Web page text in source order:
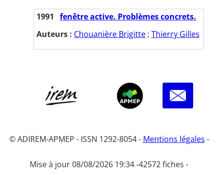
1991
fenêtre active. Problèmes concrets.
Auteurs : Chouanière Brigitte ; Thierry Gilles
© ADIREM-APMEP - ISSN 1292-8054 - Mentions légales -
Mise à jour 08/08/2026 19:34 -42572 fiches -